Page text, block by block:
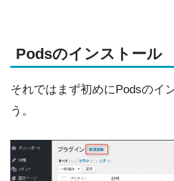
Podsのインストール
それではまず初めにPodsのイ
う。